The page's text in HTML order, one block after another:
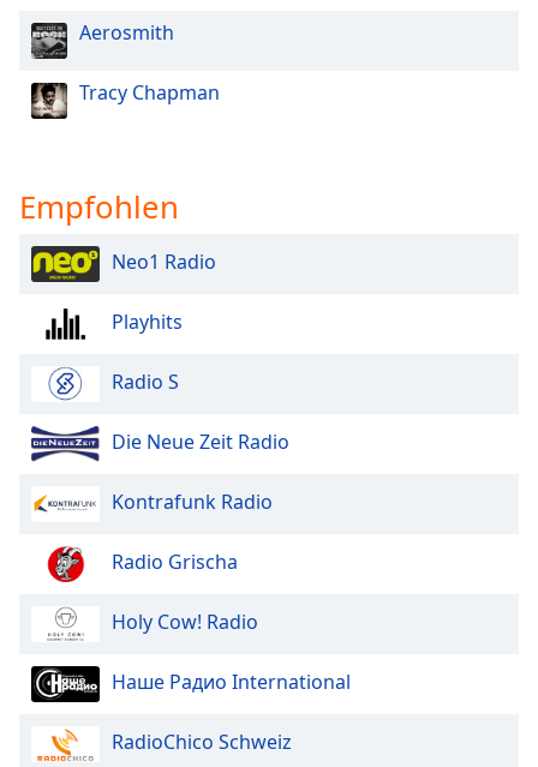
Aerosmith
Tracy Chapman
Empfohlen
Neo1 Radio
Playhits
Radio S
Die Neue Zeit Radio
Kontrafunk Radio
Radio Grischa
Holy Cow! Radio
Наше Радио International
RadioChico Schweiz